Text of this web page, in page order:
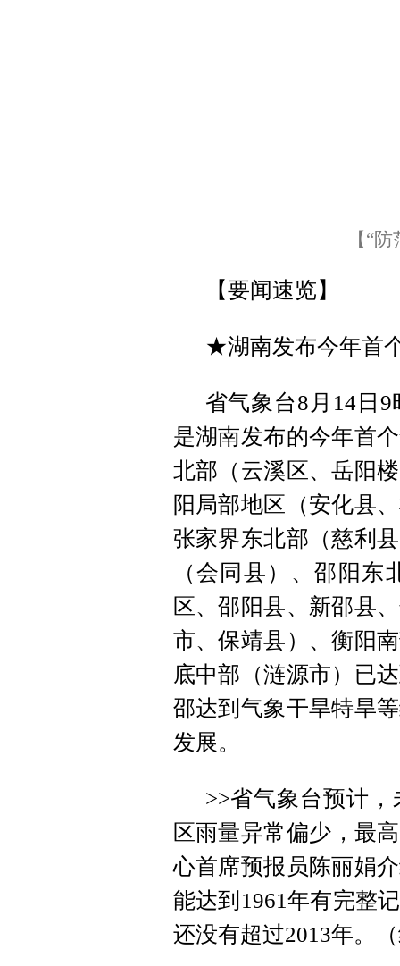
【“
【要闻速览】
★湖南发布今年首
省气象台8月14日
是湖南发布的今年首
北部（云溪区、岳阳
阳局部地区（安化县
张家界东北部（慈利
（会同县）、邵阳
区、邵阳县、新邵县
市、保靖县）、衡阳
底中部（涟源市）已
邵达到气象干旱特旱
发展。
>>省气象台预计
区雨量异常偏少，最
心首席预报员陈丽娟
能达到1961年有完整
还没有超过2013年。